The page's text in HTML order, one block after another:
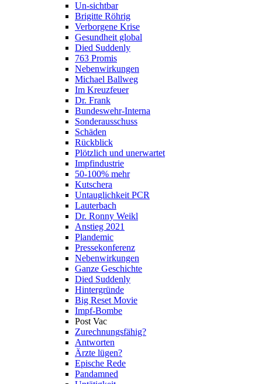
Un-sichtbar
Brigitte Röhrig
Verborgene Krise
Gesundheit global
Died Suddenly
763 Promis
Nebenwirkungen
Michael Ballweg
Im Kreuzfeuer
Dr. Frank
Bundeswehr-Interna
Sonderausschuss
Schäden
Rückblick
Plötzlich und unerwartet
Impfindustrie
50-100% mehr
Kutschera
Untauglichkeit PCR
Lauterbach
Dr. Ronny Weikl
Anstieg 2021
Plandemic
Pressekonferenz
Nebenwirkungen
Ganze Geschichte
Died Suddenly
Hintergründe
Big Reset Movie
Impf-Bombe
Post Vac
Zurechnungsfähig?
Antworten
Ärzte lügen?
Epische Rede
Pandamned